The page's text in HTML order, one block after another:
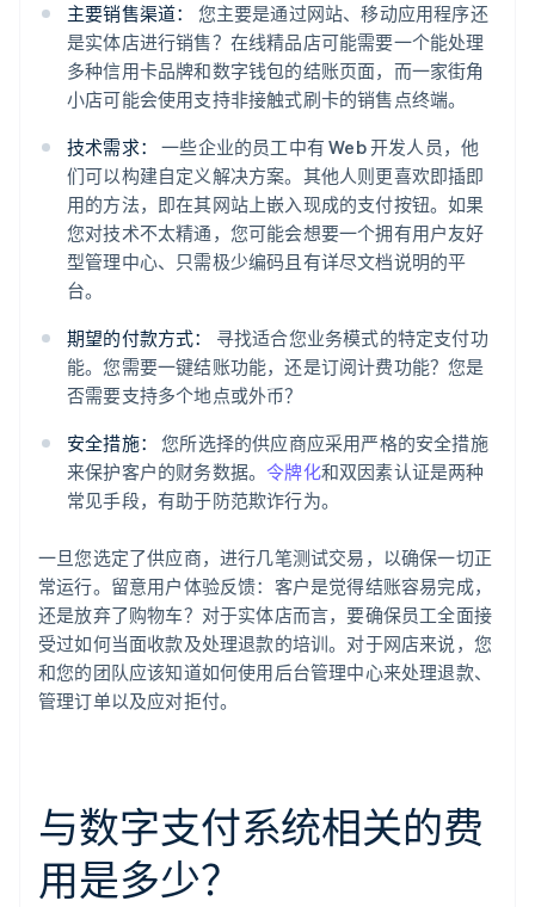
主要销售渠道：
您主要是通过网站、移动应用程序还
是实体店进行销售？在线精品店可能需要一个能处理
多种信用卡品牌和数字钱包的结账页面，而一家街角
小店可能会使用支持非接触式刷卡的销售点终端。
技术需求：
一些企业的员工中有 Web 开发人员，他
们可以构建自定义解决方案。其他人则更喜欢即插即
用的方法，即在其网站上嵌入现成的支付按钮。如果
您对技术不太精通，您可能会想要一个拥有用户友好
型管理中心、只需极少编码且有详尽文档说明的平
台。
期望的付款方式：
寻找适合您业务模式的特定支付功
能。您需要一键结账功能，还是订阅计费功能？您是
否需要支持多个地点或外币？
安全措施：
您所选择的供应商应采用严格的安全措施
来保护客户的财务数据。令牌化和双因素认证是两种
常见手段，有助于防范欺诈行为。
一旦您选定了供应商，进行几笔测试交易，以确保一切正
常运行。留意用户体验反馈：客户是觉得结账容易完成，
还是放弃了购物车？对于实体店而言，要确保员工全面接
受过如何当面收款及处理退款的培训。对于网店来说，您
和您的团队应该知道如何使用后台管理中心来处理退款、
管理订单以及应对拒付。
与数字支付系统相关的费
用是多少？